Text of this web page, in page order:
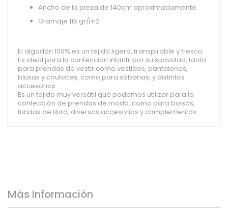
Ancho de la pieza de 140cm aproximadamente
Gramaje 115 gr/m2
El algodón 100% es un tejido ligero, transpirable y fresco
Es ideal para la confección infantil por su suavidad, tanto
para prendas de vestir como vestidos, pantalones,
blusas y coulottes, como para sábanas, y distintos
accesorios
Es un tejido muy versátil que podemos utilizar para la
confección de prendas de moda, como para bolsos,
fundas de libro, diversos accesorios y complementos
Más Información